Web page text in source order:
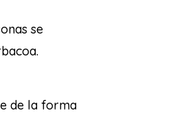
se
de la forma